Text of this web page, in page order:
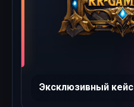
Эксклюзивный кейс